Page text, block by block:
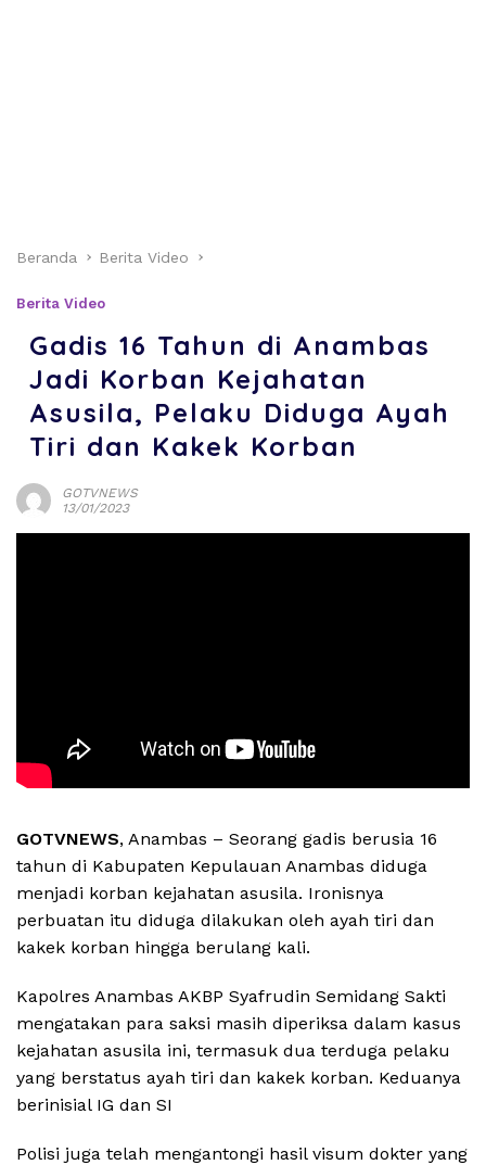
Beranda Berita Video
Berita Video
Gadis 16 Tahun di Anambas
Jadi Korban Kejahatan
Asusila, Pelaku Diduga Ayah
Tiri dan Kakek Korban
GOTVNEWS
13/01/2023
GOTVNEWS, Anambas – Seorang gadis berusia 16
tahun di Kabupaten Kepulauan Anambas diduga
menjadi korban kejahatan asusila. Ironisnya
perbuatan itu diduga dilakukan oleh ayah tiri dan
kakek korban hingga berulang kali.
Kapolres Anambas AKBP Syafrudin Semidang Sakti
mengatakan para saksi masih diperiksa dalam kasus
kejahatan asusila ini, termasuk dua terduga pelaku
yang berstatus ayah tiri dan kakek korban. Keduanya
berinisial IG dan SI
Polisi juga telah mengantongi hasil visum dokter yang